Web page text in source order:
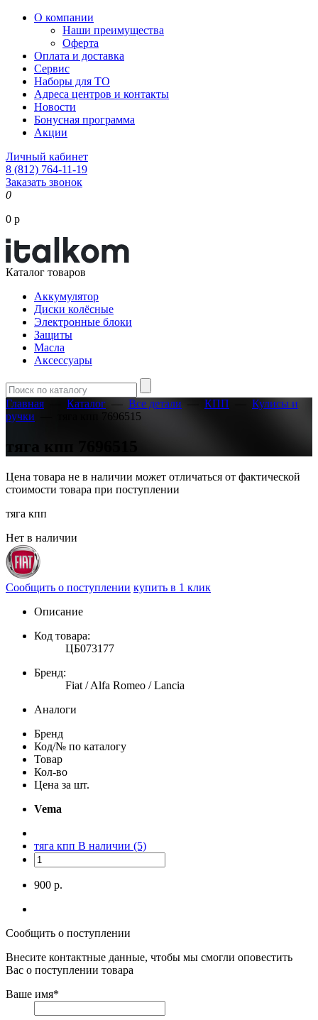
О компании
Наши преимущества
Оферта
Оплата и доставка
Сервис
Наборы для ТО
Адреса центров и контакты
Новости
Бонусная программа
Акции
Личный кабинет
8 (812) 764-11-19
Заказать звонок
0
0 р
Каталог товаров
Аккумулятор
Диски колёсные
Электронные блоки
Защиты
Масла
Аксессуары
Главная Каталог — Все детали — КПП
Кулисы и
ручки
тяга кпп 7696515
тяга кпп 7696515
Цена товара не в наличии может отличаться от фактической
стоимости товара при поступлении
тяга кпп
Нет в наличии
Сообщить о поступлении купить в 1 клик
Описание
Код товара:
ЦБ073177
Бренд:
Fiat / Alfa Romeo / Lancia
Аналоги
Бренд
Код/№ по каталогу
Товар
Кол-во
Цена за шт.
Vema
тяга кпп В наличии (5)
900 р.
Сообщить о поступлении
Внесите контактные данные, чтобы мы смогли оповестить
Вас о поступлении товара
Ваше имя*